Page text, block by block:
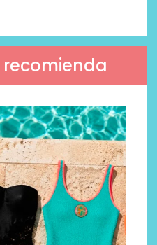
recomienda